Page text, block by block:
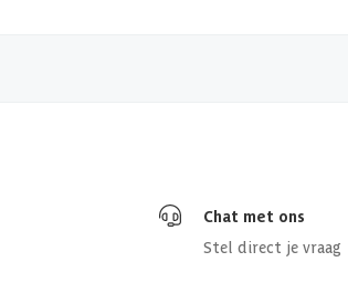
Chat met ons
Stel direct je vraag